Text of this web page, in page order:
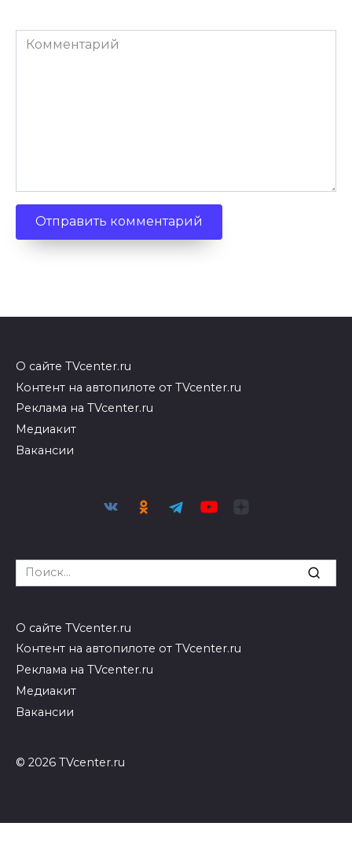
Комментарий
О сайте TVcenter.ru
Контент на автопилоте от TVcenter.ru
Реклама на TVcenter.ru
Медиакит
Вакансии
Search
for:
О сайте TVcenter.ru
Контент на автопилоте от TVcenter.ru
Реклама на TVcenter.ru
Медиакит
Вакансии
© 2026 TVcenter.ru